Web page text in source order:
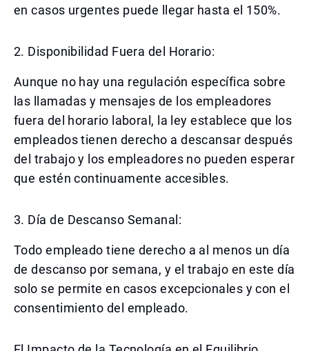
en casos urgentes puede llegar hasta el 150%.
2. Disponibilidad Fuera del Horario:
Aunque no hay una regulación específica sobre
las llamadas y mensajes de los empleadores
fuera del horario laboral, la ley establece que los
empleados tienen derecho a descansar después
del trabajo y los empleadores no pueden esperar
que estén continuamente accesibles.
3. Día de Descanso Semanal:
Todo empleado tiene derecho a al menos un día
de descanso por semana, y el trabajo en este día
solo se permite en casos excepcionales y con el
consentimiento del empleado.